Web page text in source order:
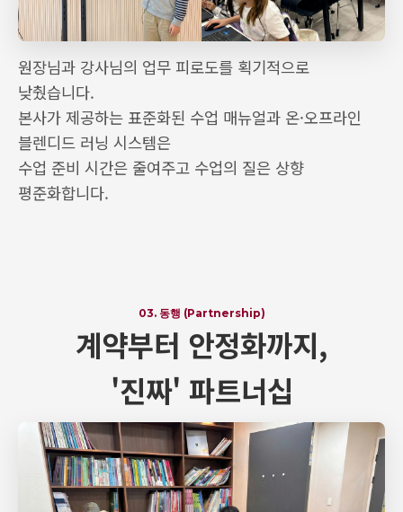
원장님과 강사님의 업무 피로도를 획기적으로
낮췄습니다.
본사가 제공하는 표준화된 수업 매뉴얼과 온·오프라인
블렌디드 러닝 시스템은
수업 준비 시간은 줄여주고 수업의 질은 상향
평준화합니다.
03. 동행 (Partnership)
계약부터 안정화까지,
'진짜' 파트너십